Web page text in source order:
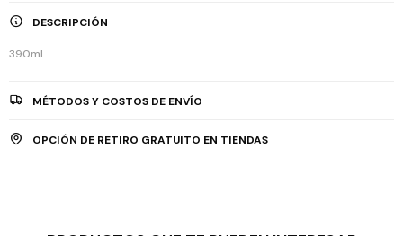
DESCRIPCIÓN
390ml
MÉTODOS Y COSTOS DE ENVÍO
OPCIÓN DE RETIRO GRATUITO EN TIENDAS